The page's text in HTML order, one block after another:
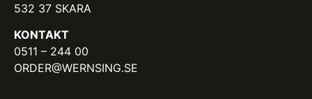
532 37 SKARA
KONTAKT
0511 – 244 00
ORDER@WERNSING.SE